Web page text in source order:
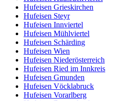
Hufeisen Grieskirchen
Hufeisen Steyr
Hufeisen Innviertel
Hufeisen Mühlviertel
Hufeisen Schärding
Hufeisen Wien
Hufeisen Niederösterreich
Hufeisen Ried im Innkreis
Hufeisen Gmunden
Hufeisen Vöcklabruck
Hufeisen Vorarlberg